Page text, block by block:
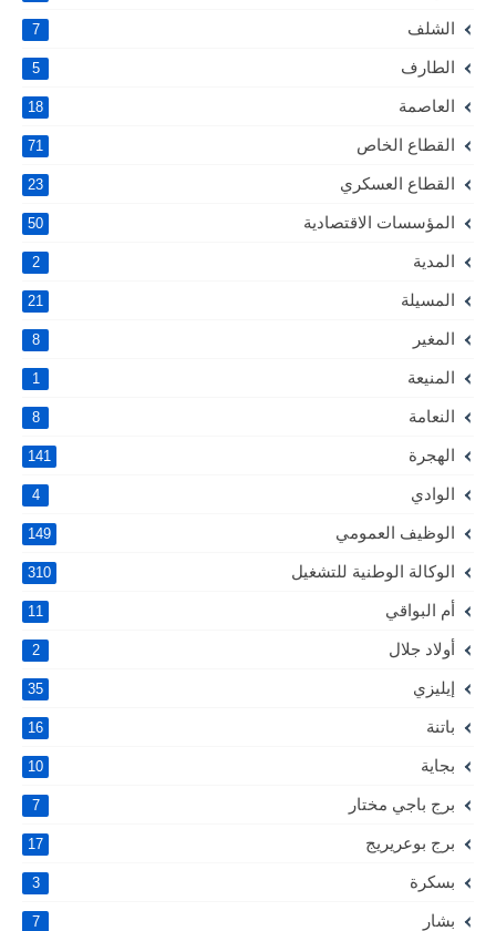
الشلف 7
الطارف 5
العاصمة 18
القطاع الخاص 71
القطاع العسكري 23
المؤسسات الاقتصادية 50
المدية 2
المسيلة 21
المغير 8
المنيعة 1
النعامة 8
الهجرة 141
الوادي 4
الوظيف العمومي 149
الوكالة الوطنية للتشغيل 310
أم البواقي 11
أولاد جلال 2
إيليزي 35
باتنة 16
بجاية 10
برج باجي مختار 7
برج بوعريريج 17
بسكرة 3
بشار 7